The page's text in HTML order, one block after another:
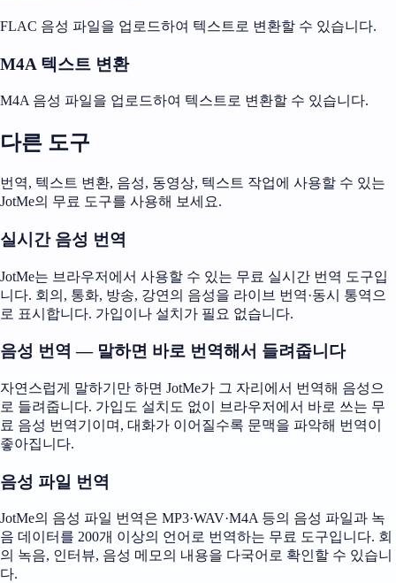
FLAC 음성 파일을 업로드하여 텍스트로 변환할 수 있습니다.
M4A 텍스트 변환
M4A 음성 파일을 업로드하여 텍스트로 변환할 수 있습니다.
다른 도구
번역, 텍스트 변환, 음성, 동영상, 텍스트 작업에 사용할 수 있는
JotMe의 무료 도구를 사용해 보세요.
실시간 음성 번역
JotMe는 브라우저에서 사용할 수 있는 무료 실시간 번역 도구입
니다. 회의, 통화, 방송, 강연의 음성을 라이브 번역·동시 통역으
로 표시합니다. 가입이나 설치가 필요 없습니다.
음성 번역 — 말하면 바로 번역해서 들려줍니다
자연스럽게 말하기만 하면 JotMe가 그 자리에서 번역해 음성으
로 들려줍니다. 가입도 설치도 없이 브라우저에서 바로 쓰는 무
료 음성 번역기이며, 대화가 이어질수록 문맥을 파악해 번역이
좋아집니다.
음성 파일 번역
JotMe의 음성 파일 번역은 MP3·WAV·M4A 등의 음성 파일과 녹
음 데이터를 200개 이상의 언어로 번역하는 무료 도구입니다. 회
의 녹음, 인터뷰, 음성 메모의 내용을 다국어로 확인할 수 있습니
다.